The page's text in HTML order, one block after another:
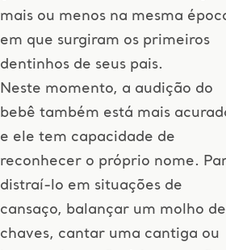
mais ou menos na mesma
em que surgiram os primeiros
dentinhos de seus pais.
Neste momento, a audição do
bebê também está mais
e ele tem capacidade de
reconhecer o próprio nome.
distraí-lo em situações de
cansaço, balançar um molho de
chaves, cantar uma cantiga ou